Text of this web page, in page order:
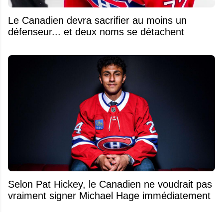
Le Canadien devra sacrifier au moins un
défenseur... et deux noms se détachent
Selon Pat Hickey, le Canadien ne voudrait pas
vraiment signer Michael Hage immédiatement